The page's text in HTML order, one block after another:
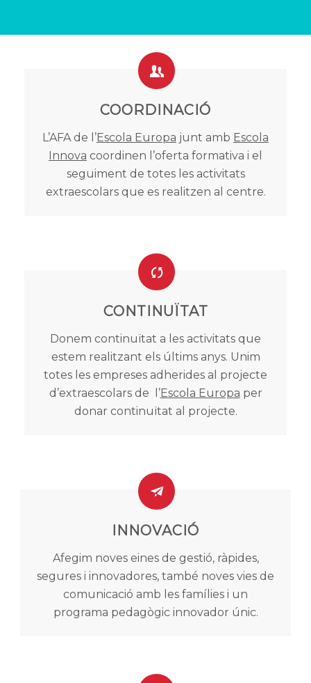
COORDINACIÓ
L’AFA de l’Escola Europa junt amb Escola
Innova coordinen l’oferta formativa i el
seguiment de totes les activitats
extraescolars que es realitzen al centre.
CONTINUÏTAT
Donem continuïtat a les activitats que
estem realitzant els últims anys. Unim
totes les empreses adherides al projecte
d’extraescolars de l’Escola Europa per
donar continuïtat al projecte.
INNOVACIÓ
Afegim noves eines de gestió, ràpides,
segures i innovadores, també noves vies de
comunicació amb les famílies i un
programa pedagògic innovador únic.